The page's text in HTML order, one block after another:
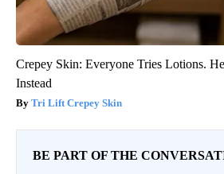
Crepey Skin: Everyone Tries Lotions.
Instead
Tri Lift Crepey Skin
BE PART OF THE